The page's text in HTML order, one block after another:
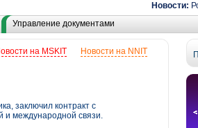
Новости:
Управление документами
Новости на NNIT
на MSKIT
заключил контракт с
и международной связи.